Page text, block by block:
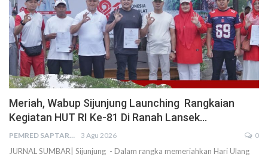
Meriah, Wabup Sijunjung Launching Rangkaian
Kegiatan HUT RI Ke-81 Di Ranah Lansek…
PEMRED SAPTARIUS 3 Agu 2026 0
JURNAL SUMBAR| Sijunjung - Dalam rangka memeriahkan Hari Ulang